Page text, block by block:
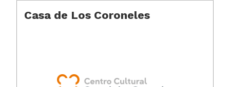
Casa de Los Coroneles